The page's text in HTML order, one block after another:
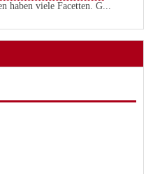
haben viele Facetten. G...